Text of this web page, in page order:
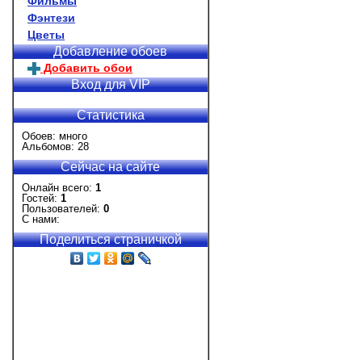
Фэнтези
Цветы
Добавление обоев
Добавить обои
Вход для VIP
Статистика
Обоев: много
Альбомов: 28
Сейчас на сайте
Онлайн всего: 1
Гостей: 1
Пользователей: 0
С нами:
Поделиться страничкой